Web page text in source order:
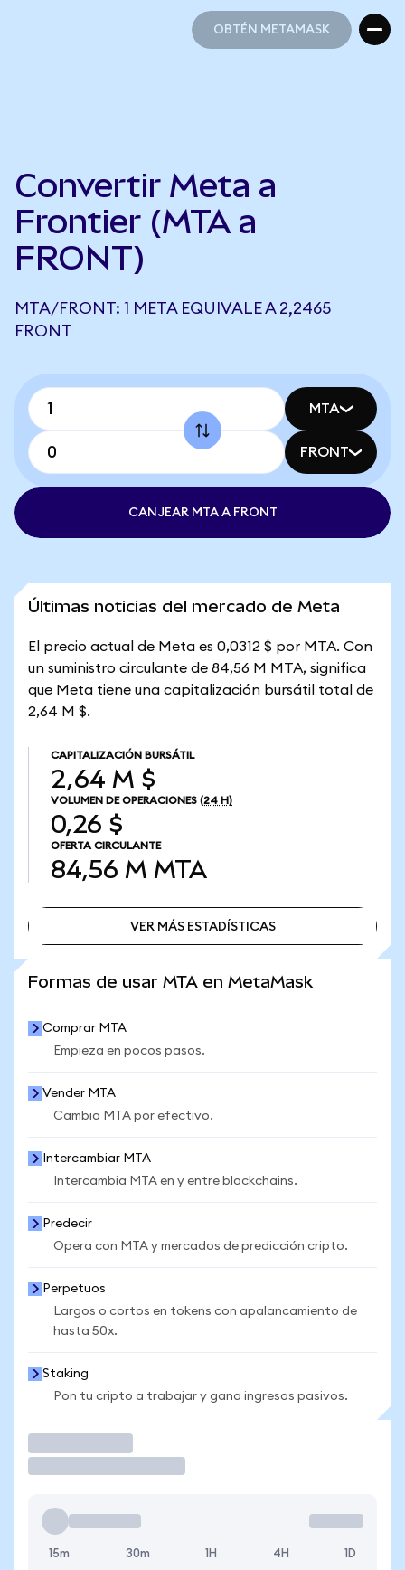
OBTÉN METAMASK
Convertir Meta a
Frontier (MTA a
FRONT)
MTA/FRONT: 1 META EQUIVALE A 2,2465
FRONT
MTA
FRONT
CANJEAR MTA A FRONT
Últimas noticias del mercado de Meta
El precio actual de Meta es 0,0312 $ por MTA. Con
un suministro circulante de 84,56 M MTA, significa
que Meta tiene una capitalización bursátil total de
2,64 M $.
CAPITALIZACIÓN BURSÁTIL
2,64 M $
VOLUMEN DE OPERACIONES (24 H)
0,26 $
OFERTA CIRCULANTE
84,56 M MTA
VER MÁS ESTADÍSTICAS
Formas de usar MTA en MetaMask
Comprar MTA
Empieza en pocos pasos.
Vender MTA
Cambia MTA por efectivo.
Intercambiar MTA
Intercambia MTA en y entre blockchains.
Predecir
Opera con MTA y mercados de predicción cripto.
Perpetuos
Largos o cortos en tokens con apalancamiento de
hasta 50x.
Staking
Pon tu cripto a trabajar y gana ingresos pasivos.
15m 30m 1H 4H 1D